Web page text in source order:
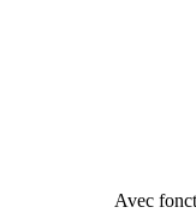
Avec